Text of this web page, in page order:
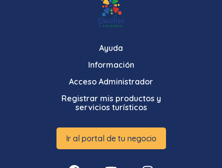
Ayuda
Información
Acceso Administrador
Registrar mis productos y
servicios turísticos
Ir al portal de tu negocio